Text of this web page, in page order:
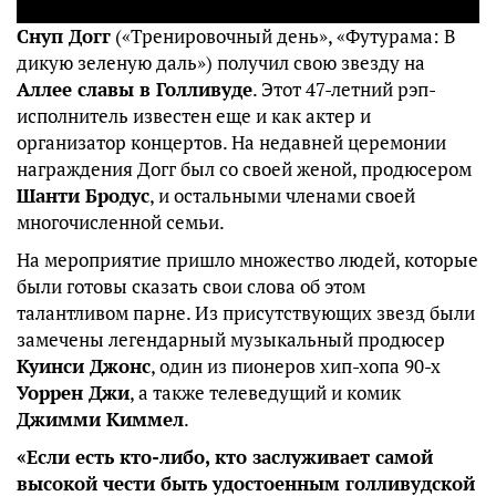
Снуп Догг («Тренировочный день», «Футурама: В
дикую зеленую даль») получил свою звезду на
Аллее славы в Голливуде. Этот 47-летний рэп-
исполнитель известен еще и как актер и
организатор концертов. На недавней церемонии
награждения Догг был со своей женой, продюсером
Шанти Бродус, и остальными членами своей
многочисленной семьи.
На мероприятие пришло множество людей, которые
были готовы сказать свои слова об этом
талантливом парне. Из присутствующих звезд были
замечены легендарный музыкальный продюсер
Куинси Джонс, один из пионеров хип-хопа 90-х
Уоррен Джи, а также телеведущий и комик
Джимми Киммел.
«Если есть кто-либо, кто заслуживает самой
высокой чести быть удостоенным голливудской